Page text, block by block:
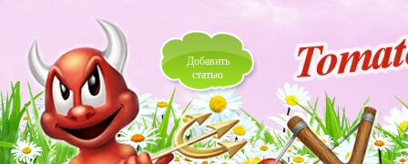
Добавить
статью